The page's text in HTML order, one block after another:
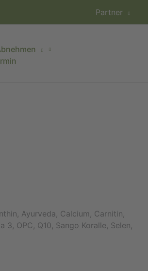
Partner
Ayurveda, Calcium, Carnitin,
OPC, Q10, Sango Koralle, Selen,